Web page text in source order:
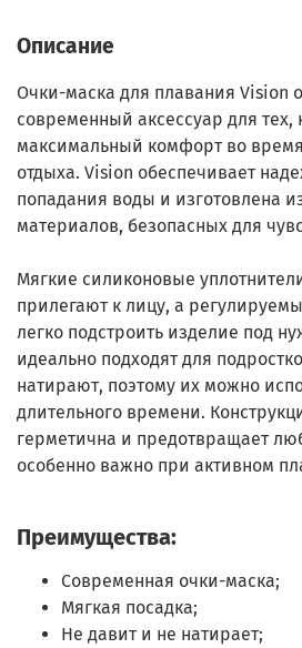
Описание
Очки-маска для плавания Vision
современный аксессуар для тех,
максимальный комфорт во
отдыха. Vision обеспечивает
попадания воды и изготовлена
материалов, безопасных для
Мягкие силиконовые
прилегают к лицу, а
легко подстроить изделие под
идеально подходят для
натирают, поэтому их можно
длительного времени.
герметична и предотвращает
особенно важно при активном
Преимущества:
Современная очки-маска;
Мягкая посадка;
Не давит и не натирает;